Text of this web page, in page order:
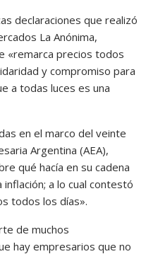
declaraciones que realizó
La Anónima,
«remarca precios todos
y compromiso para
a todas luces es una
en el marco del veinte
Argentina (AEA),
qué hacía en su cadena
a lo cual contestó
todos los días».
de muchos
hay empresarios que no